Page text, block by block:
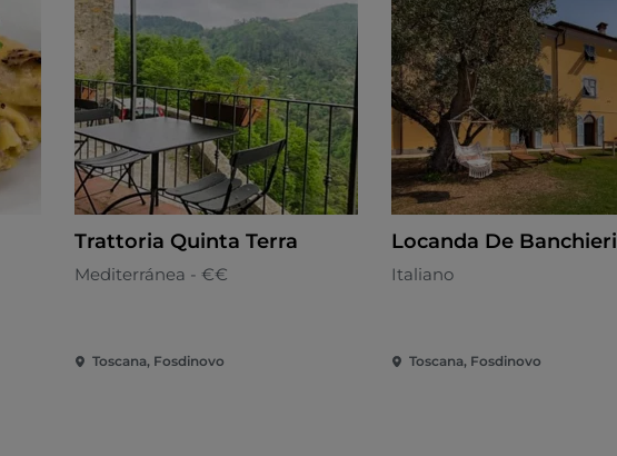
Trattoria Quinta Terra
Mediterránea - €€
Toscana, Fosdinovo
Locanda De Banchieri
Italiano
Toscana, Fosdinovo